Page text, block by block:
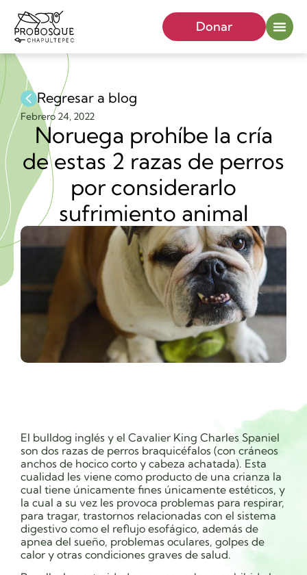
Donar
Regresar a blog
Febrero 24, 2022
Noruega prohíbe la cría
de estas 2 razas de perros
por considerarlo
sufrimiento animal
El bulldog inglés y el Cavalier King Charles Spaniel
son dos razas de perros braquicéfalos (con cráneos
anchos de hocico corto y cabeza achatada). Esta
cualidad les viene como producto de una crianza la
cual tiene únicamente fines únicamente estéticos, y
la cual a su vez les provoca problemas para respirar,
para tragar, trastornos relacionadas con el sistema
digestivo como el reflujo esofágico, además de
apnea del sueño, problemas oculares, golpes de
calor y otras condiciones graves de salud.